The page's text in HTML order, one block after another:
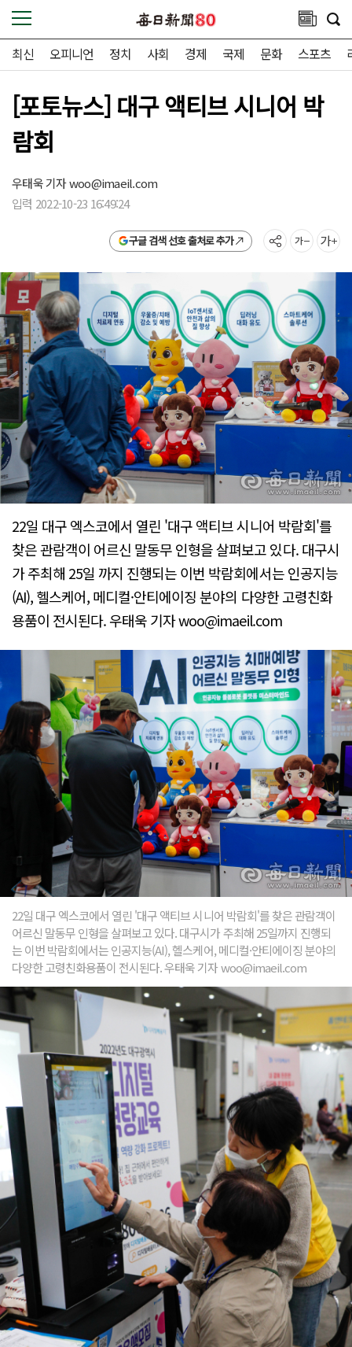
최신 오피니언 정치 사회 경제 국제 문화 스포츠
[포토뉴스] 대구 액티브 시니어 박
람회
우태욱 기자woo@imaeil.com
입력 2022-10-23 16:49:24
구글 검색 선호 출처로 추가
22일 대구 엑스코에서 열린 '대구 액티브 시니어 박람회'를
찾은 관람객이 어르신 말동무 인형을 살펴보고 있다. 대구시
가 주최해 25일 까지 진행되는 이번 박람회에서는 인공지능
(AI), 헬스케어, 메디컬·안티에이징 분야의 다양한 고령친화
용품이 전시된다. 우태욱 기자 woo@imaeil.com
22일 대구 엑스코에서 열린 '대구 액티브 시니어 박람회'를 찾은 관람객이
어르신 말동무 인형을 살펴보고 있다. 대구시가 주최해 25일까지 진행되
는 이번 박람회에서는 인공지능(AI), 헬스케어, 메디컬·안티에이징 분야의
다양한 고령친화용품이 전시된다. 우태욱 기자 woo@imaeil.com